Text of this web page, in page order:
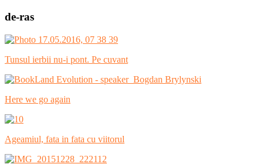
de-ras
Tunsul ierbii nu-i pont. Pe cuvant
Here we go again
Ageamiul, fata in fata cu viitorul